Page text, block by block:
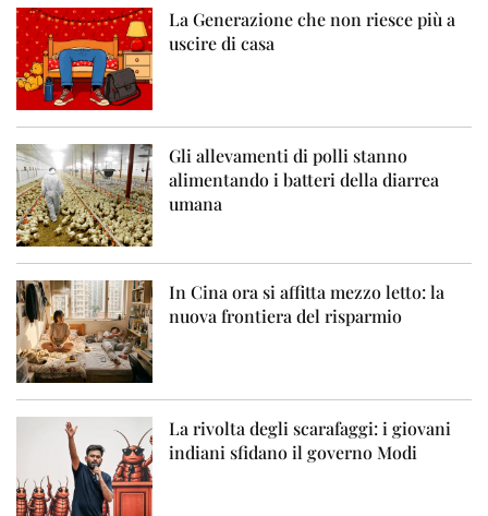
La Generazione che non riesce più a
uscire di casa
Gli allevamenti di polli stanno
alimentando i batteri della diarrea
umana
In Cina ora si affitta mezzo letto: la
nuova frontiera del risparmio
La rivolta degli scarafaggi: i giovani
indiani sfidano il governo Modi